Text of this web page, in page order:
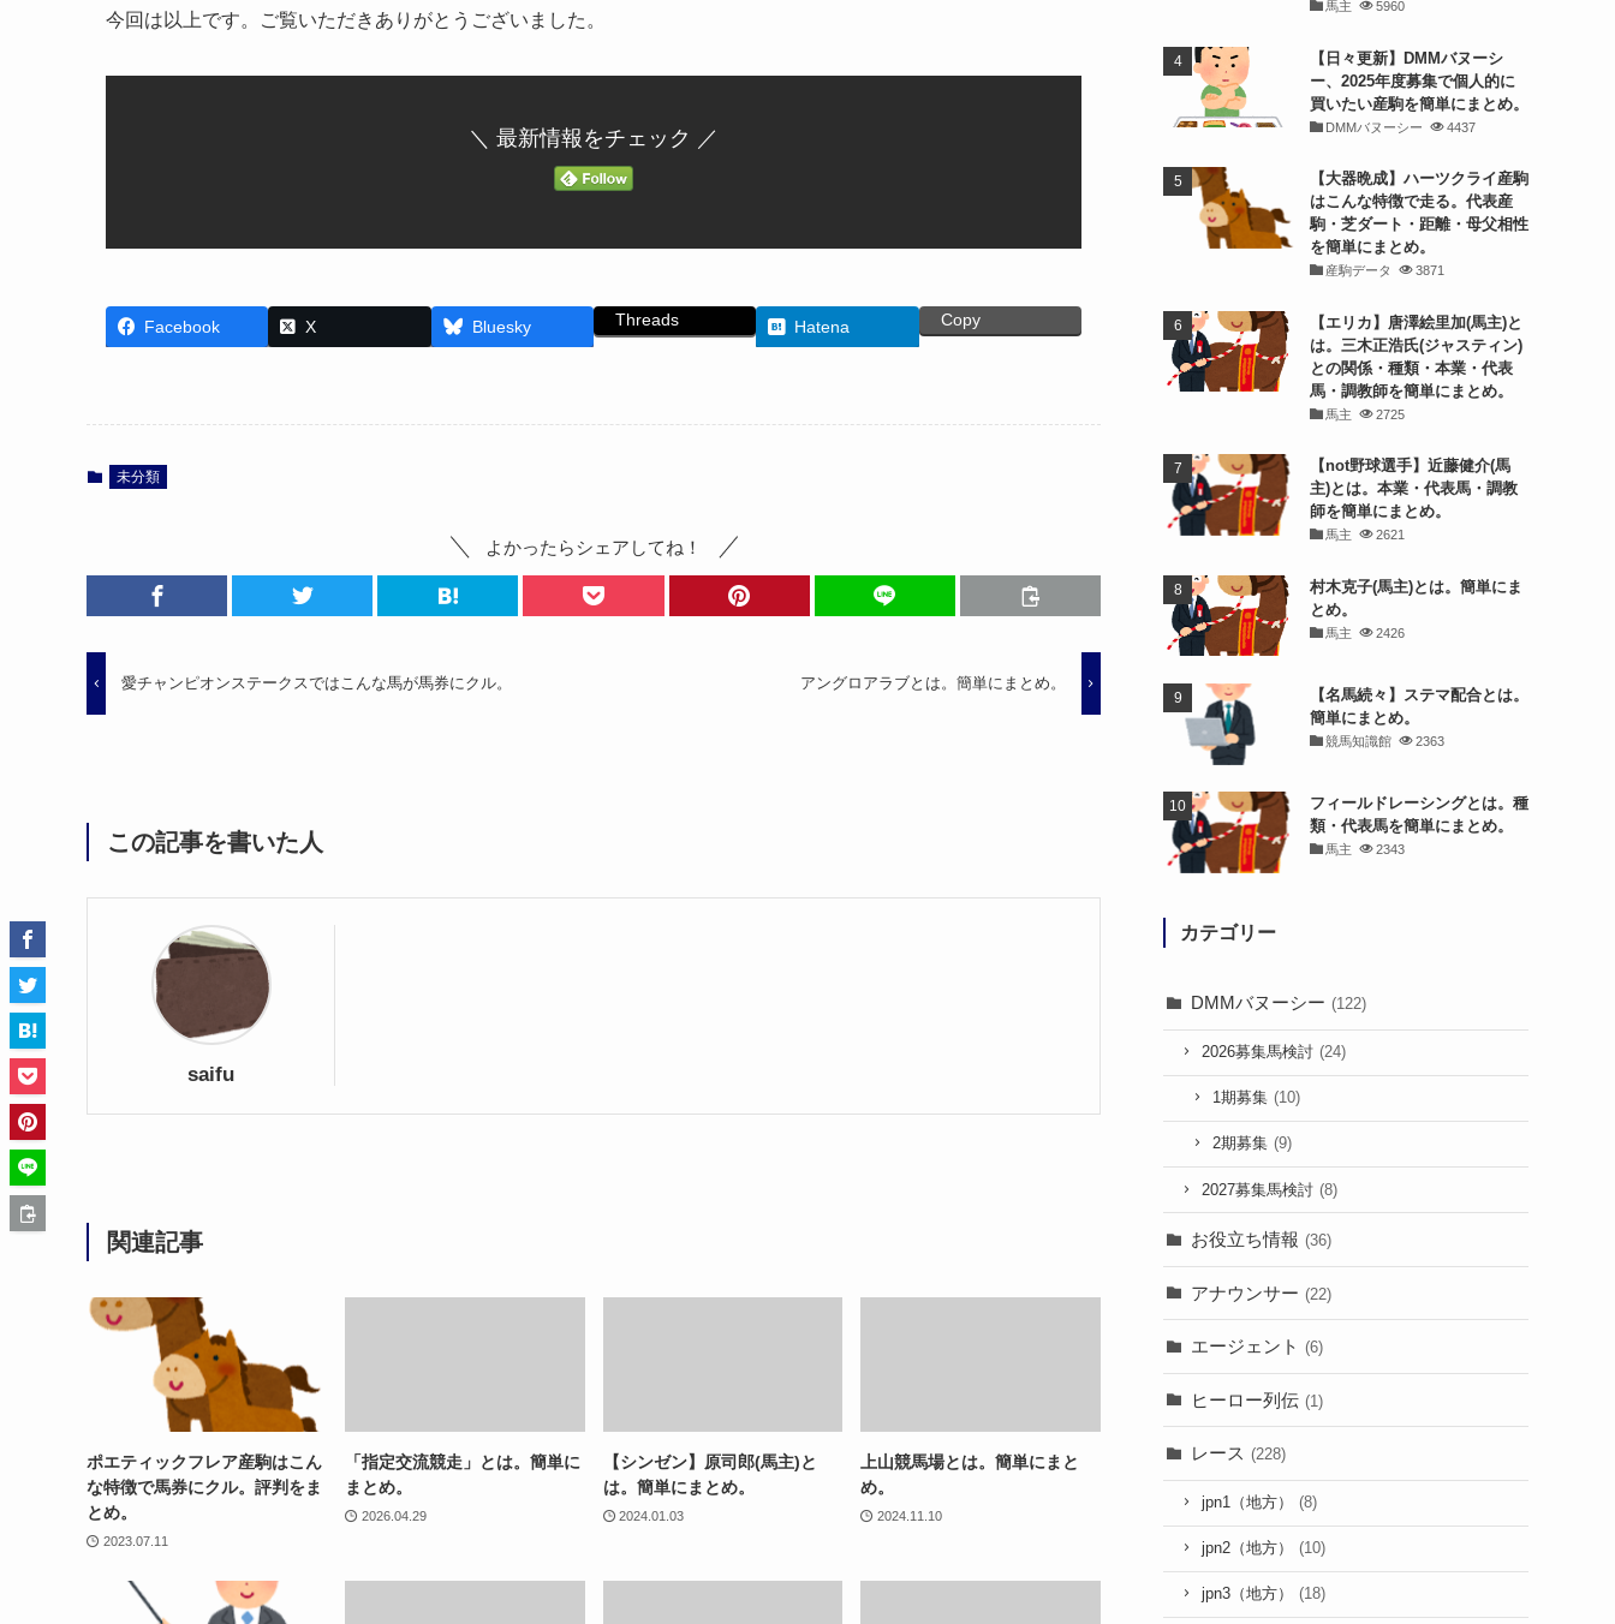
今回は以上です。ご覧いただきありがとうございました。
＼ 最新情報をチェック ／
Facebook X Bluesky Threads Hatena Copy
未分類
よかったらシェアしてね！
愛チャンピオンステークスではこんな馬が馬券にクル。 アングロアラブとは。簡単にまとめ。
この記事を書いた人
saifu
関連記事
ポエティックフレア産駒はこん
な特徴で馬券にクル。評判をま
とめ。
2023.07.11
「指定交流競走」とは。簡単に
まとめ。
2026.04.29
【シンゼン】原司郎(馬主)と
は。簡単にまとめ。
2024.01.03
上山競馬場とは。簡単にまと
め。
2024.11.10
馬主 5960
【日々更新】DMMバヌーシ
ー、2025年度募集で個人的に
買いたい産駒を簡単にまとめ。
DMMバヌーシー 4437
【大器晩成】ハーツクライ産駒
はこんな特徴で走る。代表産
駒・芝ダート・距離・母父相性
を簡単にまとめ。
産駒データ 3871
【エリカ】唐澤絵里加(馬主)と
は。三木正浩氏(ジャスティン)
との関係・種類・本業・代表
馬・調教師を簡単にまとめ。
馬主 2725
【not野球選手】近藤健介(馬
主)とは。本業・代表馬・調教
師を簡単にまとめ。
馬主 2621
村木克子(馬主)とは。簡単にま
とめ。
馬主 2426
【名馬続々】ステマ配合とは。
簡単にまとめ。
競馬知識館 2363
フィールドレーシングとは。種
類・代表馬を簡単にまとめ。
馬主 2343
カテゴリー
DMMバヌーシー (122)
2026募集馬検討 (24)
1期募集 (10)
2期募集 (9)
2027募集馬検討 (8)
お役立ち情報 (36)
アナウンサー (22)
エージェント (6)
ヒーロー列伝 (1)
レース (228)
jpn1（地方） (8)
jpn2（地方） (10)
jpn3（地方） (18)